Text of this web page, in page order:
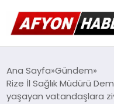
AFYON HABER
Ana Sayfa Gündem
Rize İl Sağlık Müdürü
yaşayan vatandaşlara